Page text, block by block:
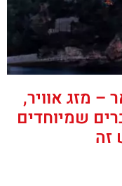
– מזג אוויר,
שמיוחדים
זה